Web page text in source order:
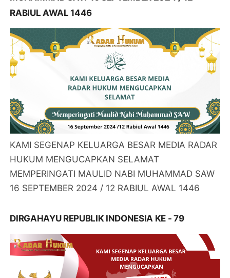
RABIUL AWAL 1446
KAMI SEGENAP KELUARGA BESAR MEDIA RADAR
HUKUM MENGUCAPKAN SELAMAT
MEMPERINGATI MAULID NABI MUHAMMAD SAW
16 SEPTEMBER 2024 / 12 RABIUL AWAL 1446
DIRGAHAYU REPUBLIK INDONESIA KE - 79